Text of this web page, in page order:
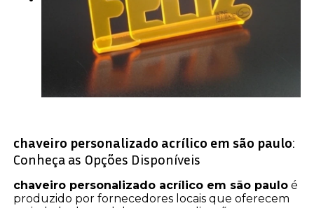
chaveiro personalizado acrílico em são paulo:
Conheça as Opções Disponíveis
chaveiro personalizado acrílico em são paulo é
produzido por fornecedores locais que oferecem